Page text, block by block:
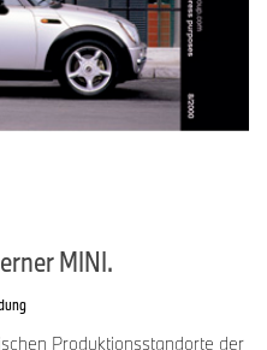
MINI.
Produktionsstandorte der